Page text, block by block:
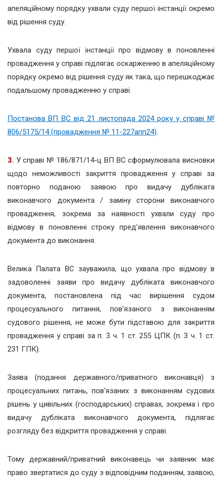
апеляційному порядку ухвали суду першої інстанції окремо
від рішення суду.
Ухвала суду першої інстанції про відмову в поновленні
провадження у справі підлягає оскарженню в апеляційному
порядку окремо від рішення суду як така, що перешкоджає
подальшому провадженню у справі.
Постанова ВП ВС від 21 листопада 2024 року у справі №
806/5175/14 (провадження № 11-227апп24).
3. У справі № 186/871/14-ц ВП ВС сформулювала висновки
щодо неможливості закриття провадження у справі за
повторно поданою заявою про видачу дубліката
виконавчого документа / заміну сторони виконавчого
провадження, зокрема за наявності ухвали суду про
відмову в поновленні строку пред'явлення виконавчого
документа до виконання.
Велика Палата ВС зауважила, що ухвала про відмову в
задоволенні заяви про видачу дубліката виконавчого
документа, постановлена під час вирішення судом
процесуального питання, пов'язаного з виконанням
судового рішення, не може бути підставою для закриття
провадження у справі за п. 3 ч. 1 ст. 255 ЦПК (п. 3 ч. 1 ст.
231 ГПК).
Заява (подання державного/приватного виконавця) з
процесуальних питань, пов'язаних з виконанням судових
рішень у цивільних (господарських) справах, зокрема і про
видачу дубліката виконавчого документа, підлягає
розгляду без відкриття провадження у справі.
Тому державний/приватний виконавець чи заявник має
право звертатися до суду з відповідним поданням, заявою,